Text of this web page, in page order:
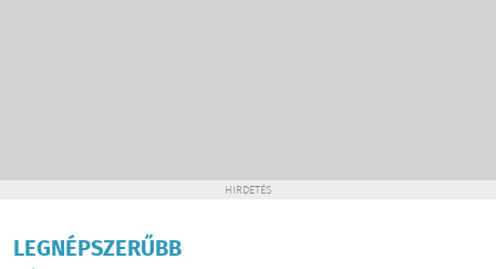
HIRDETÉS
LEGNÉPSZERŰBB